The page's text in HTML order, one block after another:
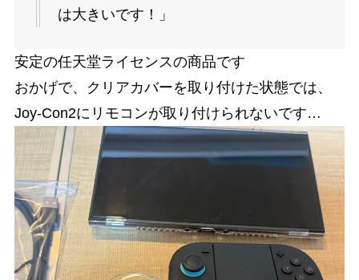
は大きいです！」
安定の任天堂ライセンスの商品です
おかげで、クリアカバーを取り付けた状態では、
Joy-Con2にリモコンが取り付けられないです…